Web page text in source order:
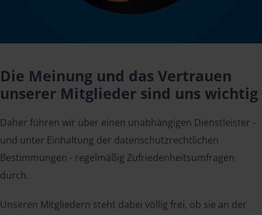
Die Meinung und das Vertrauen
unserer Mitglieder sind uns wichtig
Daher führen wir über einen unabhängigen Dienstleister -
und unter Einhaltung der datenschutzrechtlichen
Bestimmungen - regelmäßig Zufriedenheitsumfragen
durch.
Unseren Mitgliedern steht dabei völlig frei, ob sie an der